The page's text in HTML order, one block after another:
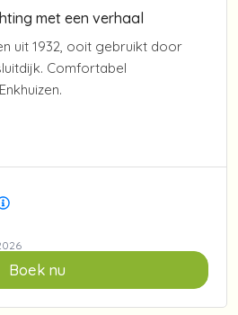
met een verhaal
uit 1932, ooit gebruikt door
Comfortabel
Boek nu